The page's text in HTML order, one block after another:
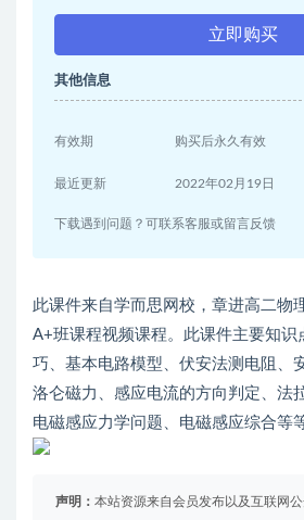
立即购买
其他信息
有效期 购买后永久有效
最近更新 2022年02月19日
下载遇到问题？可联系客服或留言反馈
此课件来自学而思网校，章进高二物
A+班课程视频课程。此课件主要知识
巧、基本电路模型、伏安法测电阻、
洛仑磁力、感应电流的方向判定、法
电磁感应力学问题、电磁感应综合等
声明： 本站资源来自会员发布以及互联网